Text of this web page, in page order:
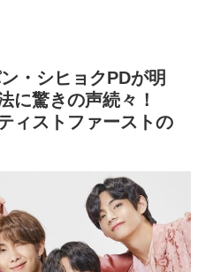
・シヒョクPDが明
に驚きの声続々！
ィストファーストの